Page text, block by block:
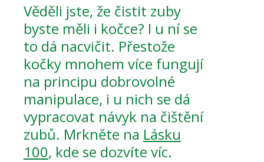
Věděli jste, že čistit zuby
byste měli i kočce? I u ní se
to dá nacvičit. Přestože
kočky mnohem více fungují
na principu dobrovolné
manipulace, i u nich se dá
vypracovat návyk na čištění
zubů. Mrkněte na Lásku
100, kde se dozvíte víc.